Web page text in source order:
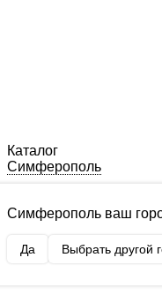
Каталог
Симферополь
Симферополь ваш
Да Выбрать другой